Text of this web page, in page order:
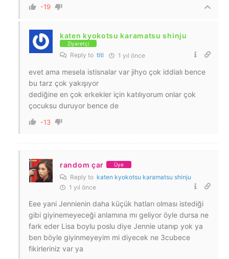
-19
katen kyokotsu karamatsu shinju
Ziyaretçi
Reply to titi 1 yıl önce
evet ama mesela istisnalar var jihyo çok iddialı bence
bu tarz çok yakışıyor
dediğine en çok erkekler için katılıyorum onlar çok
çocuksu duruyor bence de
-13
random çar Üye
Reply to katen kyokotsu karamatsu shinju
1 yıl önce
Eee yani Jennienin daha küçük hatları olması istediği
gibi giyinemeyeceği anlamına mı geliyor öyle dursa ne
fark eder Lisa boylu poslu diye Jennie utanıp yok ya
ben böyle giyinmeyeyim mi diyecek ne 3cubece
fikirleriniz var ya